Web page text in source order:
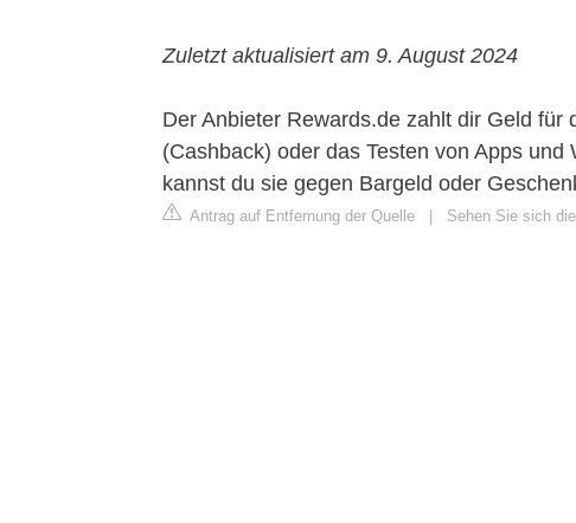
Zuletzt aktualisiert am 9. August 2024
Der Anbieter Rewards.de zahlt dir Geld
(Cashback) oder das Testen von Apps
kannst du sie gegen Bargeld oder
Antrag auf Entfernung der Quelle Sehen Sie sich